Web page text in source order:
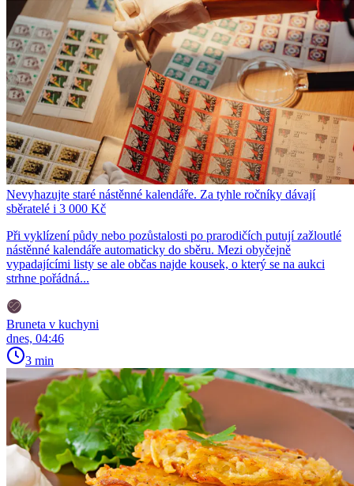
Nevyhazujte staré nástěnné kalendáře. Za tyhle ročníky dávají
sběratelé i 3 000 Kč
Při vyklízení půdy nebo pozůstalosti po prarodičích putují zažloutlé
nástěnné kalendáře automaticky do sběru. Mezi obyčejně
vypadajícími listy se ale občas najde kousek, o který se na aukci
strhne pořádná...
Bruneta v kuchyni
dnes, 04:46
3 min